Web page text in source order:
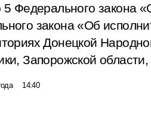
5 Федерального закона
закона «Об
Донецкой
Запорожской
14:40